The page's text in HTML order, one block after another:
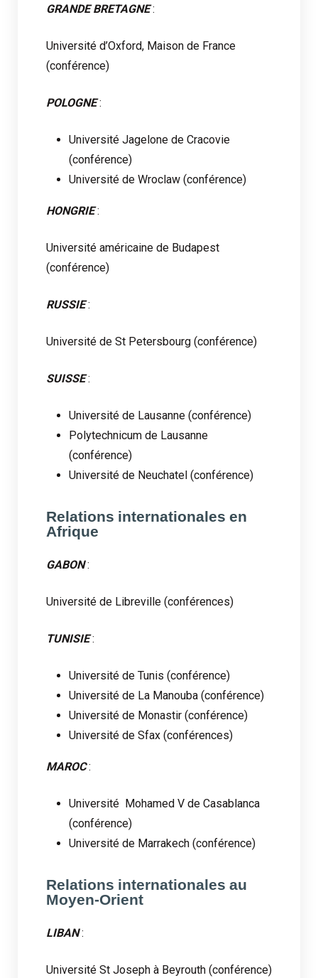
GRANDE BRETAGNE:
Université d’Oxford, Maison de France
(conférence)
POLOGNE:
Université Jagelone de Cracovie
(conférence)
Université de Wroclaw (conférence)
HONGRIE:
Université américaine de Budapest
(conférence)
RUSSIE:
Université de St Petersbourg (conférence)
SUISSE:
Université de Lausanne (conférence)
Polytechnicum de Lausanne
(conférence)
Université de Neuchatel (conférence)
Relations internationales en
Afrique
GABON:
Université de Libreville (conférences)
TUNISIE:
Université de Tunis (conférence)
Université de La Manouba (conférence)
Université de Monastir (conférence)
Université de Sfax (conférences)
MAROC:
Université Mohamed V de Casablanca
(conférence)
Université de Marrakech (conférence)
Relations internationales au
Moyen-Orient
LIBAN:
Université St Joseph à Beyrouth (conférence)